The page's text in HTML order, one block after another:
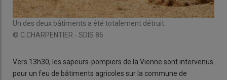
Un des deux bâtiments a été totalement détruit.
© C.CHARPENTIER - SDIS 86
Vers 13h30, les sapeurs-pompiers de la Vienne sont intervenus
pour un feu de bâtiments agricoles sur la commune de